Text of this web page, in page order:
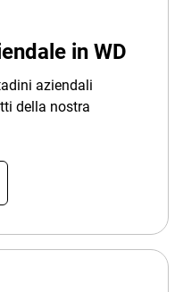
in WD
aziendali
della nostra